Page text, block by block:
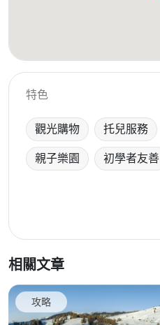
特色
觀光購物 托兒服務
親子樂園 初學者友善
相關文章
攻略